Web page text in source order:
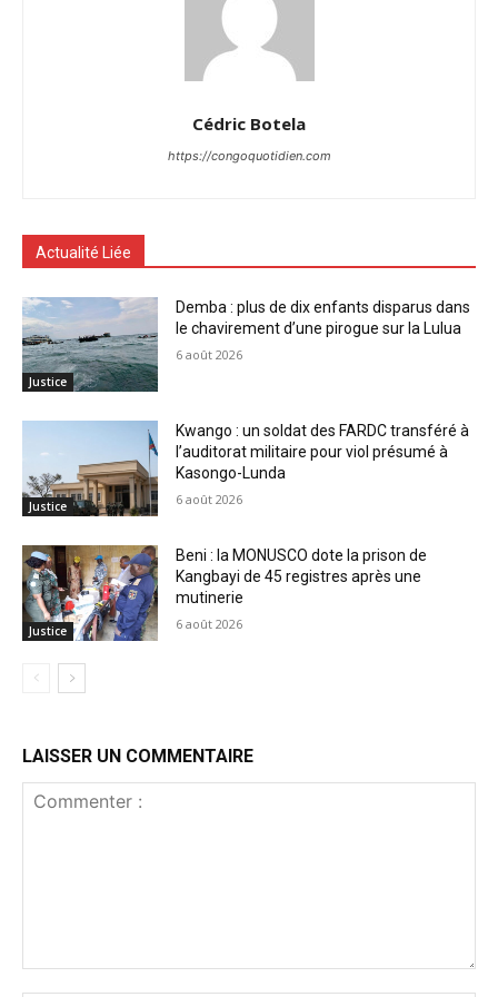
Cédric Botela
https://congoquotidien.com
Actualité Liée
Justice
Demba : plus de dix enfants disparus dans
le chavirement d’une pirogue sur la Lulua
6 août 2026
Justice
Kwango : un soldat des FARDC transféré à
l’auditorat militaire pour viol présumé à
Kasongo-Lunda
6 août 2026
Justice
Beni : la MONUSCO dote la prison de
Kangbayi de 45 registres après une
mutinerie
6 août 2026
LAISSER UN COMMENTAIRE